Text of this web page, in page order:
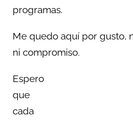
programas.
Me quedo aquí por gusto,
ni compromiso.
Espero
que
cada